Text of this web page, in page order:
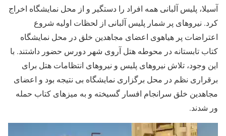
آسیلا، پلیس آلبانی همه افراد را دستگیر و از محل نمایشگاه اخراج
کرد. نیروهای پر شمار پلیس آلبانی از لحظات اولیه شروع
اعتراضات پر هیاهوی اعضای مجاهدین خلق در محل نمایشگاه
کتاب تابستانه در محوطه هتل آروی شهر دورس حضور داشتند. با
این وجود، تلاش نیروهای پلیس و نیروهای انتظامات هتل برای
برقراری نظم در محل برگزاری نمایشگاه بی نتیجه بود و اعضای
مجاهدین خلق سرانجام افسار گسیخته و به میزهای کتاب حمله
ور شدند.